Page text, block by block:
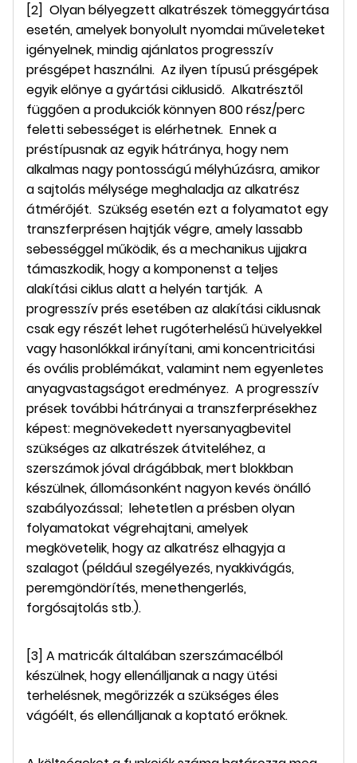
[2] Olyan bélyegzett alkatrészek tömeggyártása
esetén, amelyek bonyolult nyomdai műveleteket
igényelnek, mindig ajánlatos progresszív
présgépet használni. Az ilyen típusú présgépek
egyik előnye a gyártási ciklusidő. Alkatrésztől
függően a produkciók könnyen 800 rész/perc
feletti sebességet is elérhetnek. Ennek a
préstípusnak az egyik hátránya, hogy nem
alkalmas nagy pontosságú mélyhúzásra, amikor
a sajtolás mélysége meghaladja az alkatrész
átmérőjét. Szükség esetén ezt a folyamatot egy
transzferprésen hajtják végre, amely lassabb
sebességgel működik, és a mechanikus ujjakra
támaszkodik, hogy a komponenst a teljes
alakítási ciklus alatt a helyén tartják. A
progresszív prés esetében az alakítási ciklusnak
csak egy részét lehet rugóterhelésű hüvelyekkel
vagy hasonlókkal irányítani, ami koncentricitási
és ovális problémákat, valamint nem egyenletes
anyagvastagságot eredményez. A progresszív
prések további hátrányai a transzferprésekhez
képest: megnövekedett nyersanyagbevitel
szükséges az alkatrészek átviteléhez, a
szerszámok jóval drágábbak, mert blokkban
készülnek, állomásonként nagyon kevés önálló
szabályozással; lehetetlen a présben olyan
folyamatokat végrehajtani, amelyek
megkövetelik, hogy az alkatrész elhagyja a
szalagot (például szegélyezés, nyakkivágás,
peremgöndörítés, menethengerlés,
forgósajtolás stb.).
[3] A matricák általában szerszámacélból
készülnek, hogy ellenálljanak a nagy ütési
terhelésnek, megőrizzék a szükséges éles
vágóélt, és ellenálljanak a koptató erőknek.